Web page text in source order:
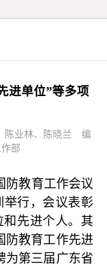
进单位”等多项
陈业林、陈晓兰 编
部
防教育工作会议
举行，会议表彰
和先进个人。其
防教育工作先进
为第三届广东省